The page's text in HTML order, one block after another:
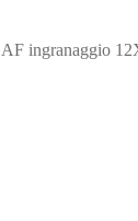
ingranaggio